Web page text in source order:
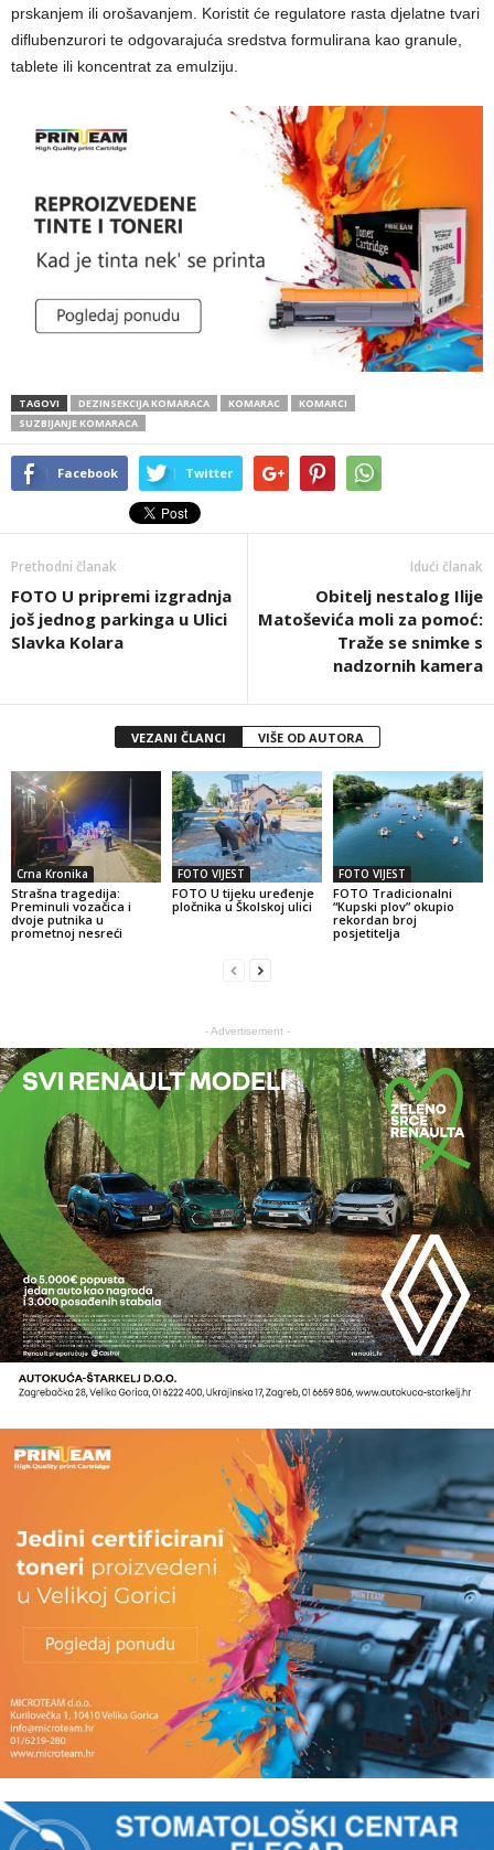
prskanjem ili orošavanjem. Koristit će regulatore rasta djelatne tvari
diflubenzurori te odgovarajuća sredstva formulirana kao granule,
tablete ili koncentrat za emulziju.
TAGOVI DEZINSEKCIJA KOMARACA KOMARAC
KOMARCI
SUZBIJANJE KOMARACA
Facebook Twitter
Prethodni članak
FOTO U pripremi izgradnja
još jednog parkinga u Ulici
Slavka Kolara
Idući članak
Obitelj nestalog Ilije
Matoševića moli za pomoć:
Traže se snimke s
nadzornih kamera
VEZANI ČLANCI VIŠE OD AUTORA
Crna Kronika
Strašna tragedija:
Preminuli vozačica i
dvoje putnika u
prometnoj nesreći
FOTO VIJEST
FOTO U tijeku uređenje
pločnika u Školskoj ulici
FOTO VIJEST
FOTO Tradicionalni
“Kupski plov” okupio
rekordan broj
posjetitelja
- Advertisement -